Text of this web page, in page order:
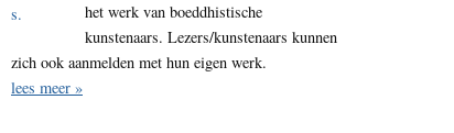
het werk van boeddhistische
kunstenaars. Lezers/kunstenaars kunnen
zich ook aanmelden met hun eigen werk.
lees meer »